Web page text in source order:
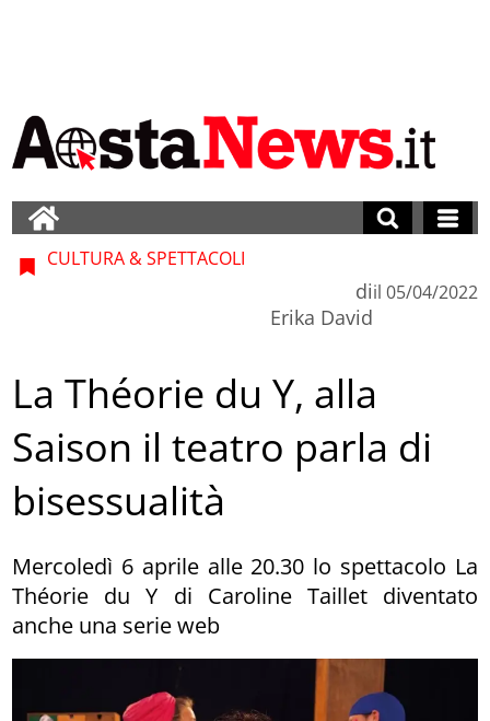
CULTURA & SPETTACOLI
di
Erika David
il 05/04/2022
La Théorie du Y, alla
Saison il teatro parla di
bisessualità
Mercoledì 6 aprile alle 20.30 lo spettacolo La
Théorie du Y di Caroline Taillet diventato
anche una serie web